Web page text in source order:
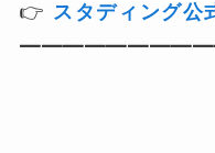
👉 スタディング公